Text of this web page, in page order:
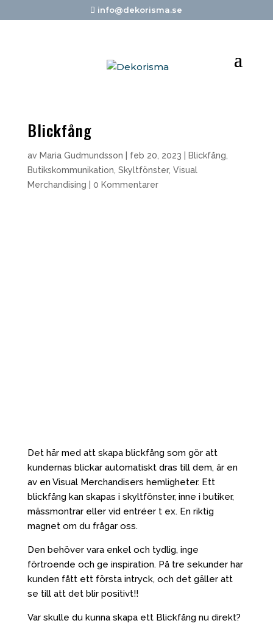
info@dekorisma.se
Blickfång
av Maria Gudmundsson feb 20, 2023 Blickfång
Butikskommunikation Skyltfönster, Visual
Merchandising
0 Kommentarer
Det här med att skapa blickfång som gör att
kundernas blickar automatiskt dras till dem, är en
av en Visual Merchandisers hemligheter. Ett
blickfång kan skapas i skyltfönster, inne i butiker,
mässmontrar eller vid entréer t ex. En riktig
magnet om du frågar oss.
Den behöver vara enkel och tydlig, inge
förtroende och ge inspiration. På tre sekunder har
kunden fått ett första intryck, och det gäller att
se till att det blir positivt!!
Var skulle du kunna skapa ett Blickfång nu direkt?